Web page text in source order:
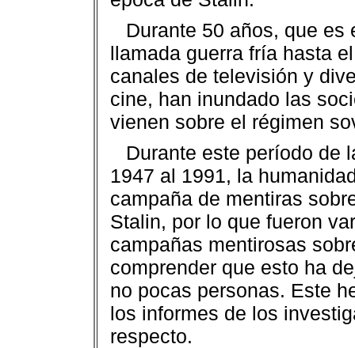
Durante 50 años, que
llamada guerra fría hasta
canales de televisión y
cine, han inundado las
vienen sobre el régimen
Durante este período de
1947 al 1991, la
campaña de mentiras
Stalin, por lo que fueron
campañas mentirosas
comprender que esto ha
no pocas personas. Este
los informes de los
respecto.